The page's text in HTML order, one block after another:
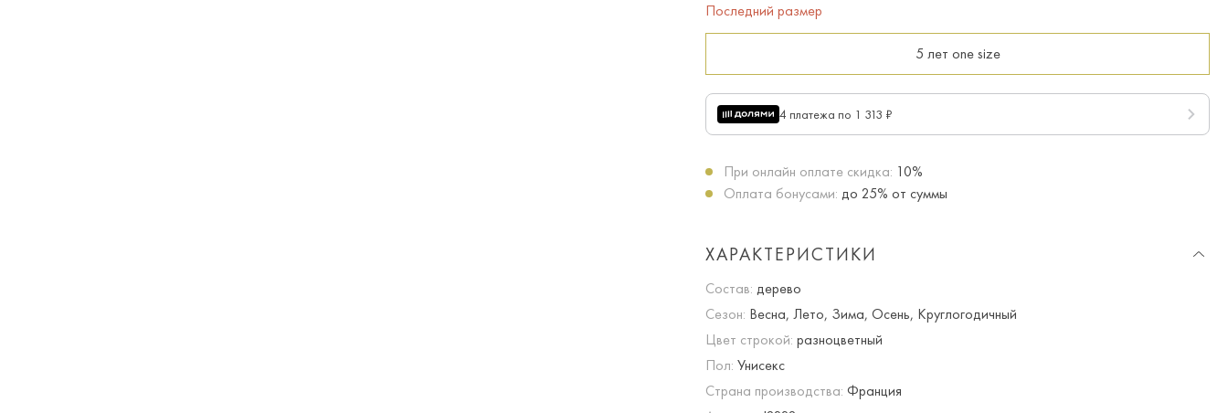
Последний размер
5 лет one size
4 платежа по 1 313 ₽
При онлайн оплате скидка: 10%
Оплата бонусами: до 25% от суммы
ХАРАКТЕРИСТИКИ
Состав: дерево
Сезон: Весна, Лето, Зима, Осень, Круглогодичный
Цвет строкой: разноцветный
Пол: Унисекс
Страна производства: Франция